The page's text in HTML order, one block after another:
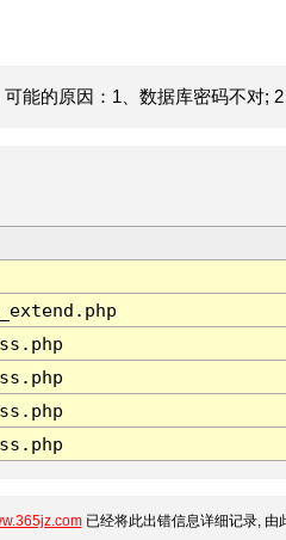
能的原因：1、数据库密码不对; 2
已经将此出错信息详细记录, 由